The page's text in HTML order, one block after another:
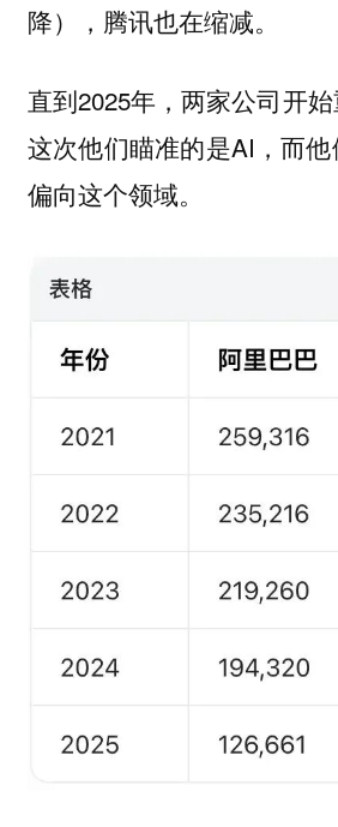
降），腾讯也在缩减。
直到2025年，两家公司开始
这次他们瞄准的是AI，而
偏向这个领域。